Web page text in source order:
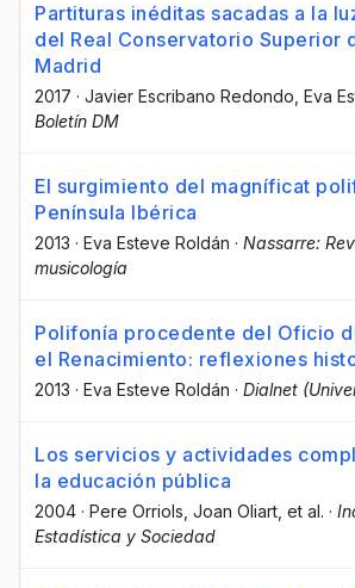
Partituras inéditas sacadas a la
del Real Conservatorio Superior
Madrid
2017 · Javier Escribano Redondo , Eva
Boletín DM
El surgimiento del magníficat
Península Ibérica
2013 · Eva Esteve Roldán · Nassarre:
musicología
Polifonía procedente del Oficio
el Renacimiento: reflexiones
2013 · Eva Esteve Roldán · Dialnet
Los servicios y actividades
la educación pública
2004 · Pere Orriols , Joan Oliart , et al. ·
Estadística y Sociedad